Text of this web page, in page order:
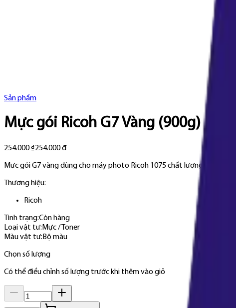
Sản phẩm
Mực gói Ricoh G7 Vàng (900g)
254.000 ₫254.000 đ
Mực gói G7 vàng dùng cho máy photo Ricoh 1075 chất lượng tuyệt
Thương hiệu:
Ricoh
Tình trạng:Còn hàng
Loại vật tư: Mực / Toner
Màu vật tư: Bộ màu
Chọn số lượng
Có thể điều chỉnh số lượng trước khi thêm vào giỏ